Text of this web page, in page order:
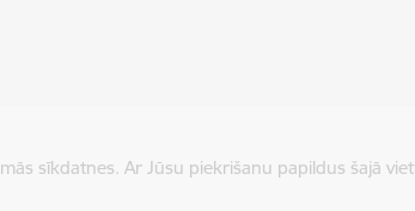
sīkdatnes. Ar Jūsu piekrišanu papildus šajā